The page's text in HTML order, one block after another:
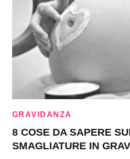
GRAVIDANZA
8 COSE DA SAPERE
SMAGLIATURE IN